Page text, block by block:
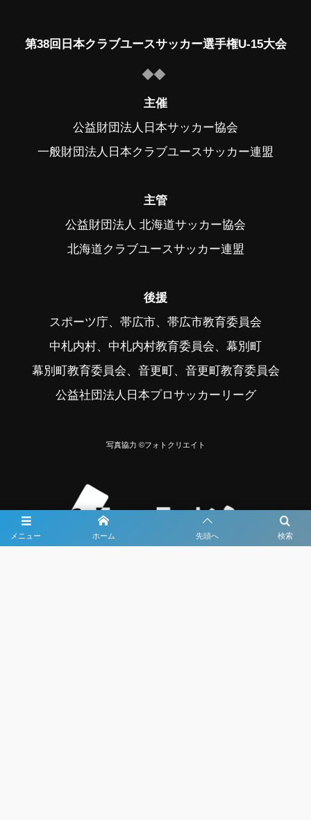
メニュー 検索
ホーム 先頭へ
第38回日本クラブユースサッカー選手権U-15大会
主催
公益財団法人日本サッカー協会
一般財団法人日本クラブユースサッカー連盟
主管
公益財団法人 北海道サッカー協会
北海道クラブユースサッカー連盟
後援
スポーツ庁、帯広市、帯広市教育委員会
中札内村、中札内村教育委員会、幕別町
幕別町教育委員会、音更町、音更町教育委員会
公益社団法人日本プロサッカーリーグ
写真協力 ©フォトクリエイト